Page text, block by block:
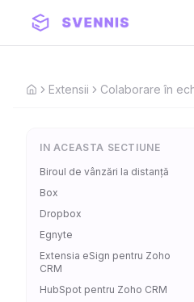
HomeExtensii Colaborare în
IN ACEASTA SECTIUNE
Biroul de vânzări la distanță
Box
Dropbox
Egnyte
Extensia eSign pentru Zoho
CRM
HubSpot pentru Zoho CRM